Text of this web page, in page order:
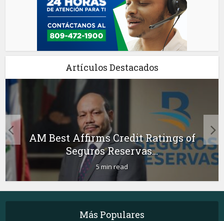
Artículos Destacados
AM Best Affirms Credit Ratings of
Seguros Reservas...
5 min read
Más Populares